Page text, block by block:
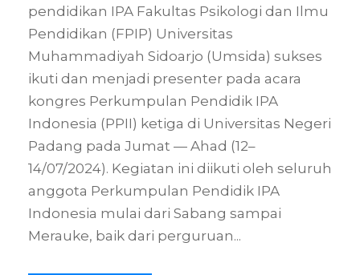
pendidikan IPA Fakultas Psikologi dan Ilmu
Pendidikan (FPIP) Universitas
Muhammadiyah Sidoarjo (Umsida) sukses
ikuti dan menjadi presenter pada acara
kongres Perkumpulan Pendidik IPA
Indonesia (PPII) ketiga di Universitas Negeri
Padang pada Jumat — Ahad (12–
14/07/2024). Kegiatan ini diikuti oleh ⁠seluruh
anggota Perkumpulan Pendidik IPA
Indonesia mulai dari Sabang sampai
Merauke, baik dari perguruan...